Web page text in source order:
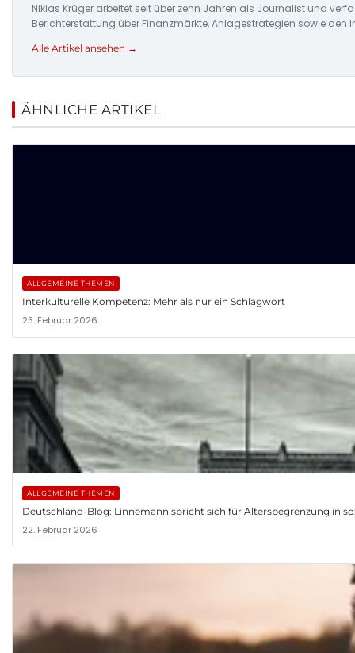
Niklas Krüger arbeitet seit über zehn Jahren als Journalist und
Berichterstattung über Finanzmärkte, Anlagestrategien sowie
Alle Artikel ansehen →
ÄHNLICHE ARTIKEL
ALLGEMEINE THEMEN
Interkulturelle Kompetenz: Mehr als nur ein Schlagwort
23. Februar 2026
ALLGEMEINE THEMEN
Deutschland-Blog: Linnemann spricht sich für Altersbegrenzung in
22. Februar 2026